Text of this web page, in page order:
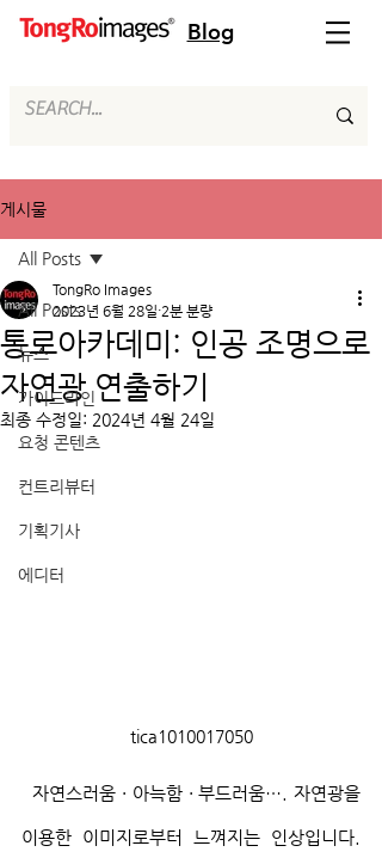
Blog
게시물
All Posts
뉴스
가이드라인
요청 콘텐츠
컨트리뷰터
기획기사
에디터
All Posts
통로아카데미: 인공 조명으로
자연광 연출하기
TongRo Images
2023년 6월 28일 2분 분량
최종 수정일: 2024년 4월 24일
tica1010017050
  자연스러움 · 아늑함 · 부드러움⋯. 자연광을
이용한 이미지로부터 느껴지는 인상입니다.